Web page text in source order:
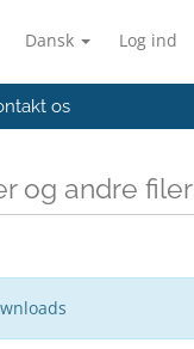
Dansk Log ind
os
og andre filer